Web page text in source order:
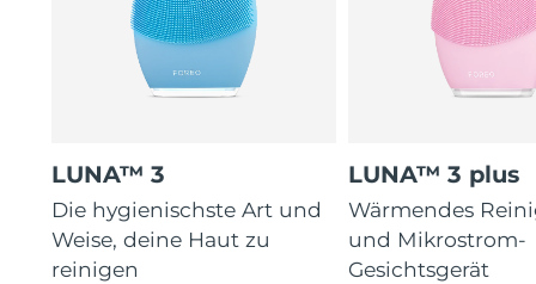
LUNA™ 3
Die hygienischste Art und
Weise, deine Haut zu
reinigen
LUNA™ 3 plus
Wärmendes
und Mikrostrom-
Gesichtsgerät